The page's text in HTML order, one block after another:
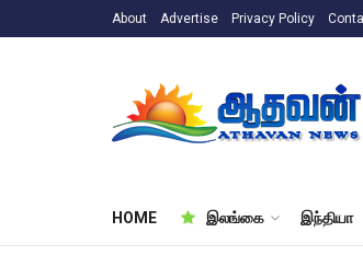
About Advertise Privacy Policy
HOME இலங்கை இந்தியா